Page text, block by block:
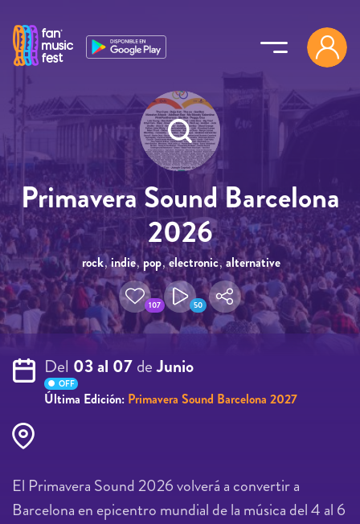
Primavera Sound Barcelona
2026
rock,indie, pop, electronic,alternative
107 50
Del 03 al 07deJunio
OFF
Última Edición: Primavera Sound Barcelona 2027
El Primavera Sound 2026 volverá a convertir a
Barcelona en epicentro mundial de la música del 4 al 6